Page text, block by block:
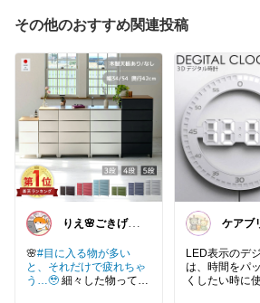
その他のおすすめ関連投稿
りえ🌸ごきげん
🌸#目に入る物が多い
と、それだけで疲れちゃ
う…🥹 細々した物って、
ケアブ
LED表示のデ
は、時間をパ
くしたい時に